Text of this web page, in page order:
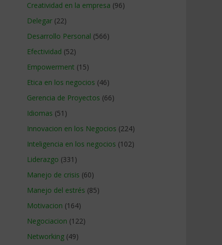
Creatividad en la empresa (96)
Delegar (22)
Desarrollo Personal (566)
Efectividad (52)
Empowerment (15)
Etica en los negocios (46)
Gerencia de Proyectos (66)
Idiomas (51)
Innovacion en los Negocios (224)
Inteligencia en los negocios (102)
Liderazgo (331)
Manejo de crisis (60)
Manejo del estrés (85)
Motivacion (164)
Negociacion (122)
Networking (49)